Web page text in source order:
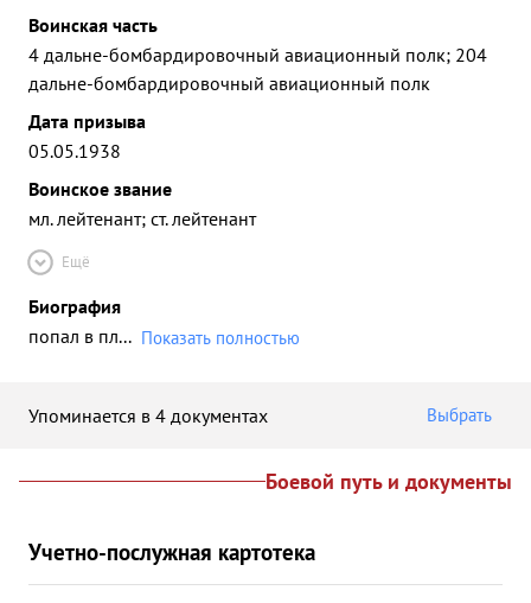
Воинская часть
4 дальне-бомбардировочный авиационный полк; 204
дальне-бомбардировочный авиационный полк
Дата призыва
05.05.1938
Воинское звание
мл. лейтенант; ст. лейтенант
Ещё
Биография
попал в пл... Показать полностью
Упоминается в 4 документах Выбрать
Боевой путь и документы
Учетно-послужная картотека